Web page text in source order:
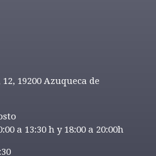
19200 Azuqueca de
a 13:30 h y 18:00 a 20:00h